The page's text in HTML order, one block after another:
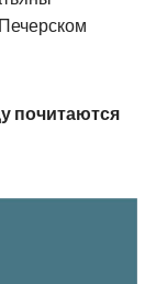
почитаются